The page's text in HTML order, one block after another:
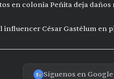
en colonia Peñita deja daños
influencer César Gastélum en
Síguenos en